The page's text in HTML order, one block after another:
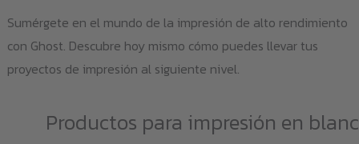
Sumérgete en el mundo de la impresión de alto rendimiento
con Ghost. Descubre hoy mismo cómo puedes llevar tus
proyectos de impresión al siguiente nivel.
Productos para impresión en